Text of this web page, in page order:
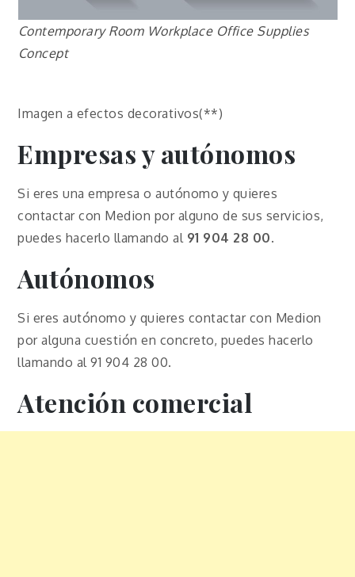
Contemporary Room Workplace Office Supplies
Concept
Imagen a efectos decorativos(**)
Empresas y autónomos
Si eres una empresa o autónomo y quieres
contactar con Medion por alguno de sus servicios,
puedes hacerlo llamando al 91 904 28 00.
Autónomos
Si eres autónomo y quieres contactar con Medion
por alguna cuestión en concreto, puedes hacerlo
llamando al 91 904 28 00.
Atención comercial